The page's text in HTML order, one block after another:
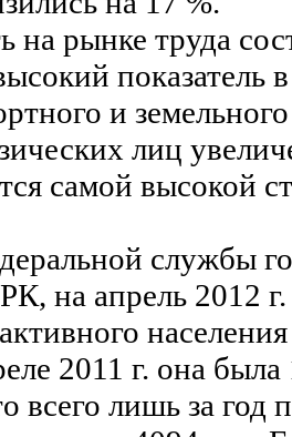
на рынке труда
и
лиц
самой высокой
службы
на апрель 2012
2011 г. она
всего лишь за